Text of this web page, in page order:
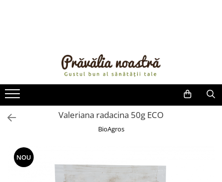
ULEIURI ȘI UNTURI
MĂSLINE
NUCI ȘI SEMINȚE
FRUCTE DESHIDRATATE
ÎNDULCITORI NATURALI / MIERE
FRUCTE LA CONSERVĂ
OȚETURI ȘI SOSURI
Valeriana radacina 50g ECO
BioAgros
NOU